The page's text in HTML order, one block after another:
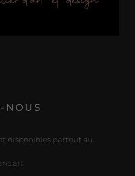
NOUS
disponibles partout au